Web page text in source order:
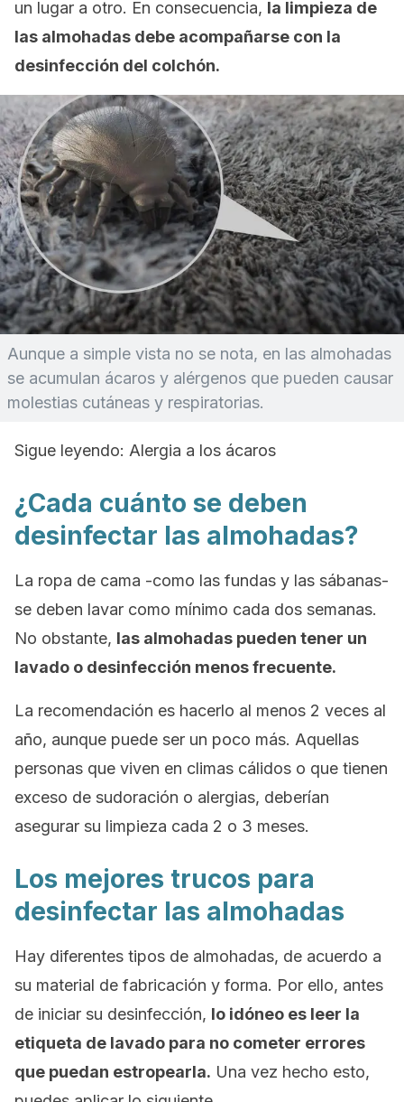
un lugar a otro. En consecuencia, la limpieza de
las almohadas debe acompañarse con la
desinfección del colchón.
Aunque a simple vista no se nota, en las almohadas
se acumulan ácaros y alérgenos que pueden causar
molestias cutáneas y respiratorias.
Sigue leyendo: Alergia a los ácaros
¿Cada cuánto se deben
desinfectar las almohadas?
La ropa de cama -como las fundas y las sábanas-
se deben lavar como mínimo cada dos semanas.
No obstante, las almohadas pueden tener un
lavado o desinfección menos frecuente.
La recomendación es hacerlo al menos 2 veces al
año, aunque puede ser un poco más. Aquellas
personas que viven en climas cálidos o que tienen
exceso de sudoración o alergias, deberían
asegurar su limpieza cada 2 o 3 meses.
Los mejores trucos para
desinfectar las almohadas
Hay diferentes tipos de almohadas, de acuerdo a
su material de fabricación y forma. Por ello, antes
de iniciar su desinfección, lo idóneo es leer la
etiqueta de lavado para no cometer errores
que puedan estropearla. Una vez hecho esto,